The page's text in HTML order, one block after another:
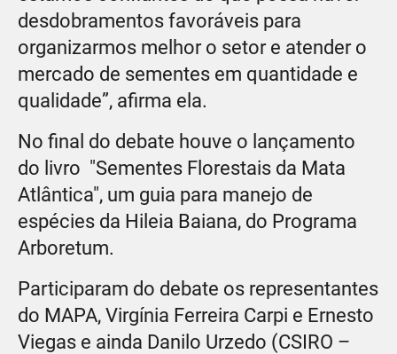
desdobramentos favoráveis para
organizarmos melhor o setor e atender o
mercado de sementes em quantidade e
qualidade”, afirma ela.
No final do debate houve o lançamento
do livro "Sementes Florestais da Mata
Atlântica", um guia para manejo de
espécies da Hileia Baiana, do Programa
Arboretum.
Participaram do debate os representantes
do MAPA, Virgínia Ferreira Carpi e Ernesto
Viegas e ainda Danilo Urzedo (CSIRO –